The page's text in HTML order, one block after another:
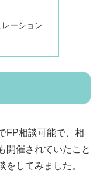
ーション
FP相談可能で、相
開催されていたこと
してみました。